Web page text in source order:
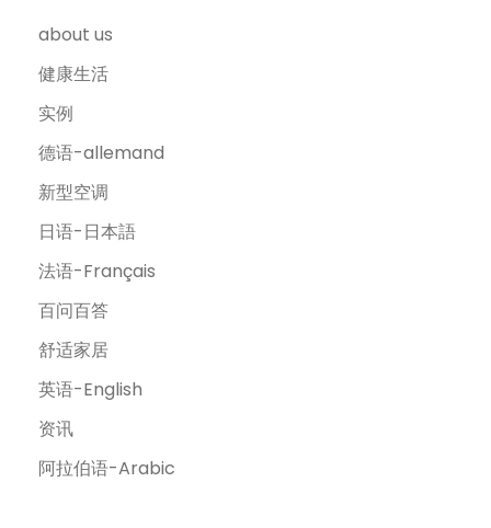
about us
健康生活
实例
德语-allemand
新型空调
日语-日本語
法语-Français
百问百答
舒适家居
英语-English
资讯
阿拉伯语-Arabic